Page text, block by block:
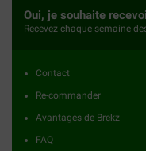
Oui, je souhaite
Recevez chaque semaine
Contact
Re-commander
Avantages de Brekz
FAQ